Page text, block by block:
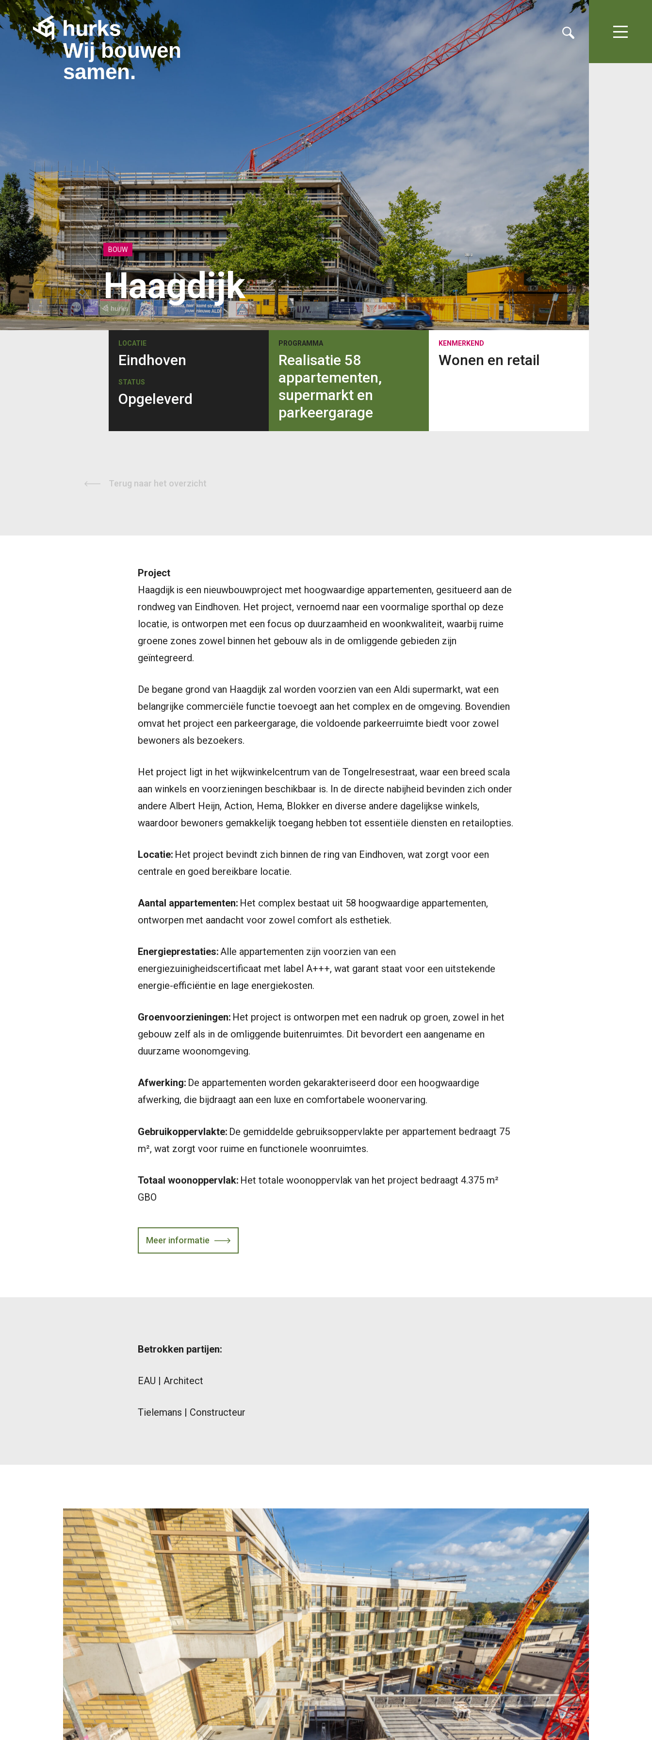
Wij bouwen
samen.
BOUW
Haagdijk
LOCATIE
Eindhoven
STATUS
Opgeleverd
PROGRAMMA
Realisatie 58
appartementen,
supermarkt en
parkeergarage
KENMERKEND
Wonen en retail
Terug naar het overzicht
Project
Haagdijk is een nieuwbouwproject met hoogwaardige appartementen, gesitueerd aan de
rondweg van Eindhoven. Het project, vernoemd naar een voormalige sporthal op deze
locatie, is ontworpen met een focus op duurzaamheid en woonkwaliteit, waarbij ruime
groene zones zowel binnen het gebouw als in de omliggende gebieden zijn
geïntegreerd.
De begane grond van Haagdijk zal worden voorzien van een Aldi supermarkt, wat een
belangrijke commerciële functie toevoegt aan het complex en de omgeving. Bovendien
omvat het project een parkeergarage, die voldoende parkeerruimte biedt voor zowel
bewoners als bezoekers.
Het project ligt in het wijkwinkelcentrum van de Tongelresestraat, waar een breed scala
aan winkels en voorzieningen beschikbaar is. In de directe nabijheid bevinden zich onder
andere Albert Heijn, Action, Hema, Blokker en diverse andere dagelijkse winkels,
waardoor bewoners gemakkelijk toegang hebben tot essentiële diensten en retailopties.
Locatie: Het project bevindt zich binnen de ring van Eindhoven, wat zorgt voor een
centrale en goed bereikbare locatie.
Aantal appartementen: Het complex bestaat uit 58 hoogwaardige appartementen,
ontworpen met aandacht voor zowel comfort als esthetiek.
Energieprestaties:Alle appartementen zijn voorzien van een
energiezuinigheidscertificaat met label A+++, wat garant staat voor een uitstekende
energie-efficiëntie en lage energiekosten.
Groenvoorzieningen: Het project is ontworpen met een nadruk op groen, zowel in het
gebouw zelf als in de omliggende buitenruimtes. Dit bevordert een aangename en
duurzame woonomgeving.
Afwerking: De appartementen worden gekarakteriseerd door een hoogwaardige
afwerking, die bijdraagt aan een luxe en comfortabele woonervaring.
Gebruikoppervlakte: De gemiddelde gebruiksoppervlakte per appartement bedraagt 75
m², wat zorgt voor ruime en functionele woonruimtes.
Totaal woonoppervlak: Het totale woonoppervlak van het project bedraagt 4.375 m²
GBO
Meer informatie
Betrokken partijen:
EAU | Architect
Tielemans | Constructeur